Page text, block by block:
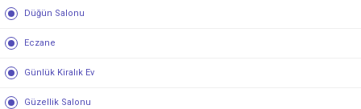
Düğün Salonu
Eczane
Günlük Kiralık Ev
Güzellik Salonu